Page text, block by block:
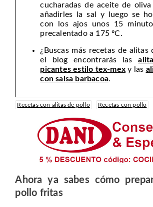
cucharadas de aceite de oliva
añadirles la sal y luego se
con los ajos unos 15
precalentado a 175 ºC.
¿Buscas más recetas de alitas
el blog encontrarás las
picantes estilo tex-mex y las
con salsa barbacoa.
Recetas con alitas de pollo Recetas con pollo
Ahora ya sabes cómo
pollo fritas